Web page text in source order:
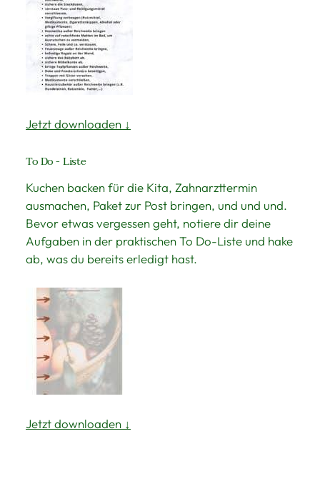
Jetzt downloaden ↓
To Do - Liste
Kuchen backen für die Kita, Zahnarzttermin
ausmachen, Paket zur Post bringen, und und und.
Bevor etwas vergessen geht, notiere dir deine
Aufgaben in der praktischen To Do-Liste und hake
ab, was du bereits erledigt hast.
Jetzt downloaden ↓